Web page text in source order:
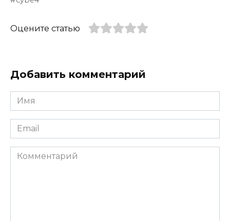
Оцените статью
Добавить комментарий
Имя
*
Email
*
Комментарий